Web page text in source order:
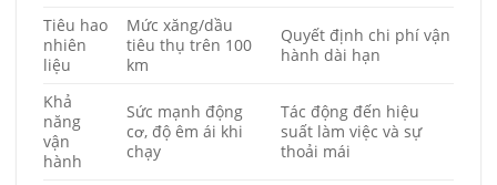
Tiêu hao
nhiên
liệu
Mức xăng/dầu
tiêu thụ trên 100
km
Quyết định chi phí vận
hành dài hạn
Khả
năng
vận
hành
Sức mạnh động
cơ, độ êm ái khi
chạy
Tác động đến hiệu
suất làm việc và sự
thoải mái